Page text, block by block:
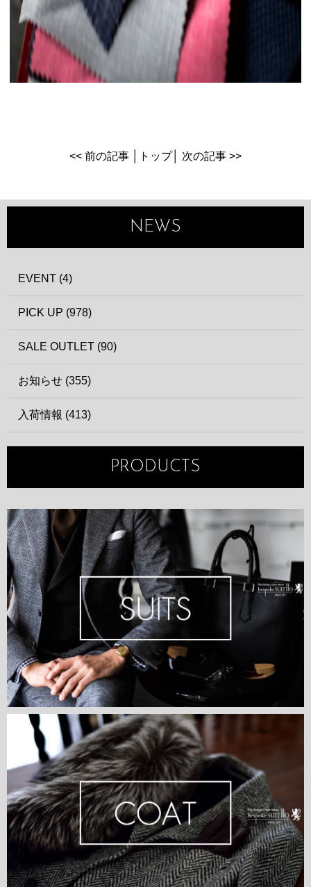
<< 前の記事 トップ│ 次の記事 >>
NEWS
EVENT (4)
PICK UP (978)
SALE OUTLET (90)
お知らせ (355)
入荷情報 (413)
PRODUCTS